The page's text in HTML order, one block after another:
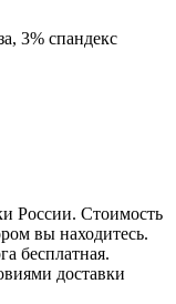
3% спандекс
России. Стоимость
вы находитесь.
бесплатная.
доставки